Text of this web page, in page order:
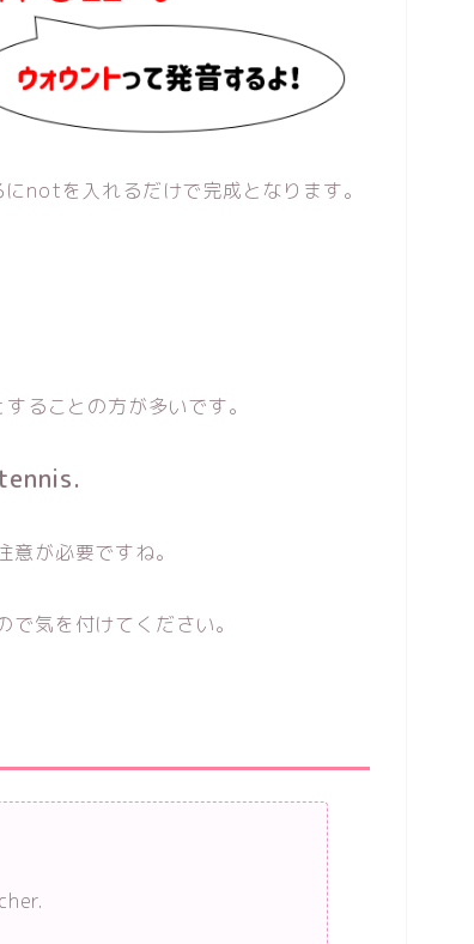
notを入れるだけで完成となります。
ることの方が多いです。
が必要ですね。
で気を付けてください。